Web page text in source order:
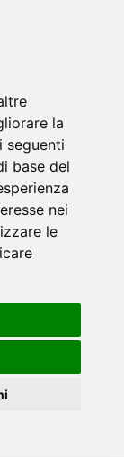
la
seguenti
base del
nei
le